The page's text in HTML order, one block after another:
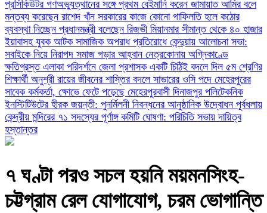
প্রসিকিউটর গণঅভ্যুত্থানের সঙ্গে প্রথম বেইমানি করেন জামায়াত আমির বলে
মন্তব্য করেছেন রাশেদ খাঁন সরকারের কাজে কোনো গাফিলতি হলে কঠোর
ব্যবস্থা নিচ্ছেন প্রধানমন্ত্রী বলেছেন রিজভী মিয়ানমার সীমান্ত থেকে ৪০ হাজার
ইয়াবাসহ যুবক আটক সামাজিক অপরাধ প্রতিরোধে কেন্দুয়ায় আলোচনা সভা:
সবাইকে নিয়ে নিরাপদ সমাজ গড়ার আহ্বান নেত্রকোনায় অগ্নিকাণ্ডে
ক্ষতিগ্রস্ত এলাকা পরিদর্শনে জেলা প্রশাসক একটি চিঠিই বদলে দিল ৫ম শ্রেণির
শিক্ষার্থী অনুশ্রী রায়ের জীবনের শাস্তির বদলে সাভারের ওসি পদে মেহেরপুরের
সাবেক কর্মকর্তা, ক্ষোভে ফেটে পড়েছে মেহেরপুরবাসী দিনাজপুর পলিটেকনিক
ইনস্টিটিউটের হীরক জয়ন্তী: পুনর্মিলনী নিবন্ধনের আনুষ্ঠানিক উদ্বোধন পূর্বধলায়
কেন্দ্রীয় মন্দিরের ৭১ সদস্যের পূর্ণাঙ্গ কমিটি ঘোষণা: পরিচিতি সভায় দায়িত্ব
হস্তান্তর
​৭ ঘণ্টা পরও সচল হয়নি ময়মনসিংহ-
চট্টগ্রাম রেল যোগাযোগ, চরম ভোগান্তি